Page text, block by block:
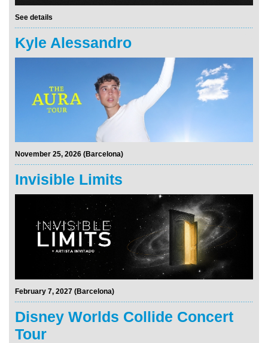
See details
Kyle Alessandro
November 25, 2026 (Barcelona)
Invisible Limits
February 7, 2027 (Barcelona)
Disney Worlds Collide Concert
Tour